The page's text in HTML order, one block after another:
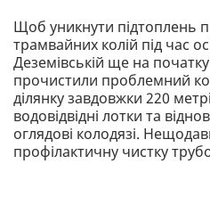
Щоб уникнути підтоплень
трамвайних колій під час
Деземівській ще на
прочистили проблемний
ділянку завдовжки 220
водовідвідні лотки та
оглядові колодязі.
профілактичну чистку